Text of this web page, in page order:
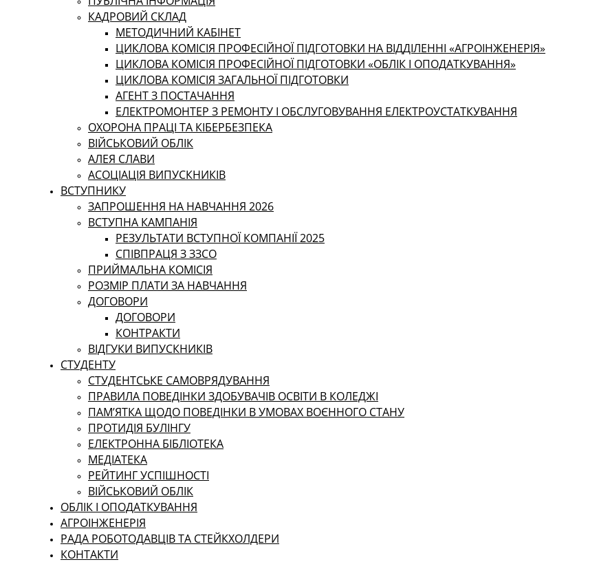
КАДРОВИЙ СКЛАД
МЕТОДИЧНИЙ КАБІНЕТ
ЦИКЛОВА КОМІСІЯ ПРОФЕСІЙНОЇ ПІДГОТОВКИ НА ВІДДІЛЕННІ «АГРОІНЖЕНЕРІЯ»
ЦИКЛОВА КОМІСІЯ ПРОФЕСІЙНОЇ ПІДГОТОВКИ «ОБЛІК І ОПОДАТКУВАННЯ»
ЦИКЛОВА КОМІСІЯ ЗАГАЛЬНОЇ ПІДГОТОВКИ
АГЕНТ З ПОСТАЧАННЯ
ЕЛЕКТРОМОНТЕР З РЕМОНТУ І ОБСЛУГОВУВАННЯ ЕЛЕКТРОУСТАТКУВАННЯ
ОХОРОНА ПРАЦІ ТА КІБЕРБЕЗПЕКА
ВІЙСЬКОВИЙ ОБЛІК
АЛЕЯ СЛАВИ
АСОЦІАЦІЯ ВИПУСКНИКІВ
ВСТУПНИКУ
ЗАПРОШЕННЯ НА НАВЧАННЯ 2026
ВСТУПНА КАМПАНІЯ
РЕЗУЛЬТАТИ ВСТУПНОЇ КОМПАНІЇ 2025
СПІВПРАЦЯ З ЗЗСО
ПРИЙМАЛЬНА КОМІСІЯ
РОЗМІР ПЛАТИ ЗА НАВЧАННЯ
ДОГОВОРИ
ДОГОВОРИ
КОНТРАКТИ
ВІДГУКИ ВИПУСКНИКІВ
СТУДЕНТУ
CТУДЕНТСЬКЕ САМОВРЯДУВАННЯ
ПРАВИЛА ПОВЕДІНКИ ЗДОБУВАЧІВ ОСВІТИ В КОЛЕДЖІ
ПАМ’ЯТКА ЩОДО ПОВЕДІНКИ В УМОВАХ ВОЄННОГО СТАНУ
ПРОТИДІЯ БУЛІНГУ
ЕЛЕКТРОННА БІБЛІОТЕКА
МЕДІАТЕКА
РЕЙТИНГ УСПІШНОСТІ
ВІЙСЬКОВИЙ ОБЛІК
ОБЛІК І ОПОДАТКУВАННЯ
АГРОІНЖЕНЕРІЯ
РАДА РОБОТОДАВЦІВ ТА СТЕЙКХОЛДЕРИ
КОНТАКТИ